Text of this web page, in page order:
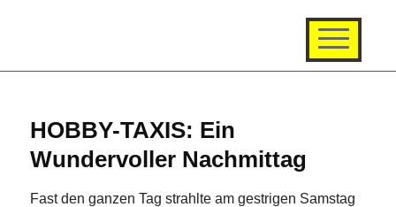
HOBBY-TAXIS: Ein
Wundervoller Nachmittag
Fast den ganzen Tag strahlte am gestrigen Samstag